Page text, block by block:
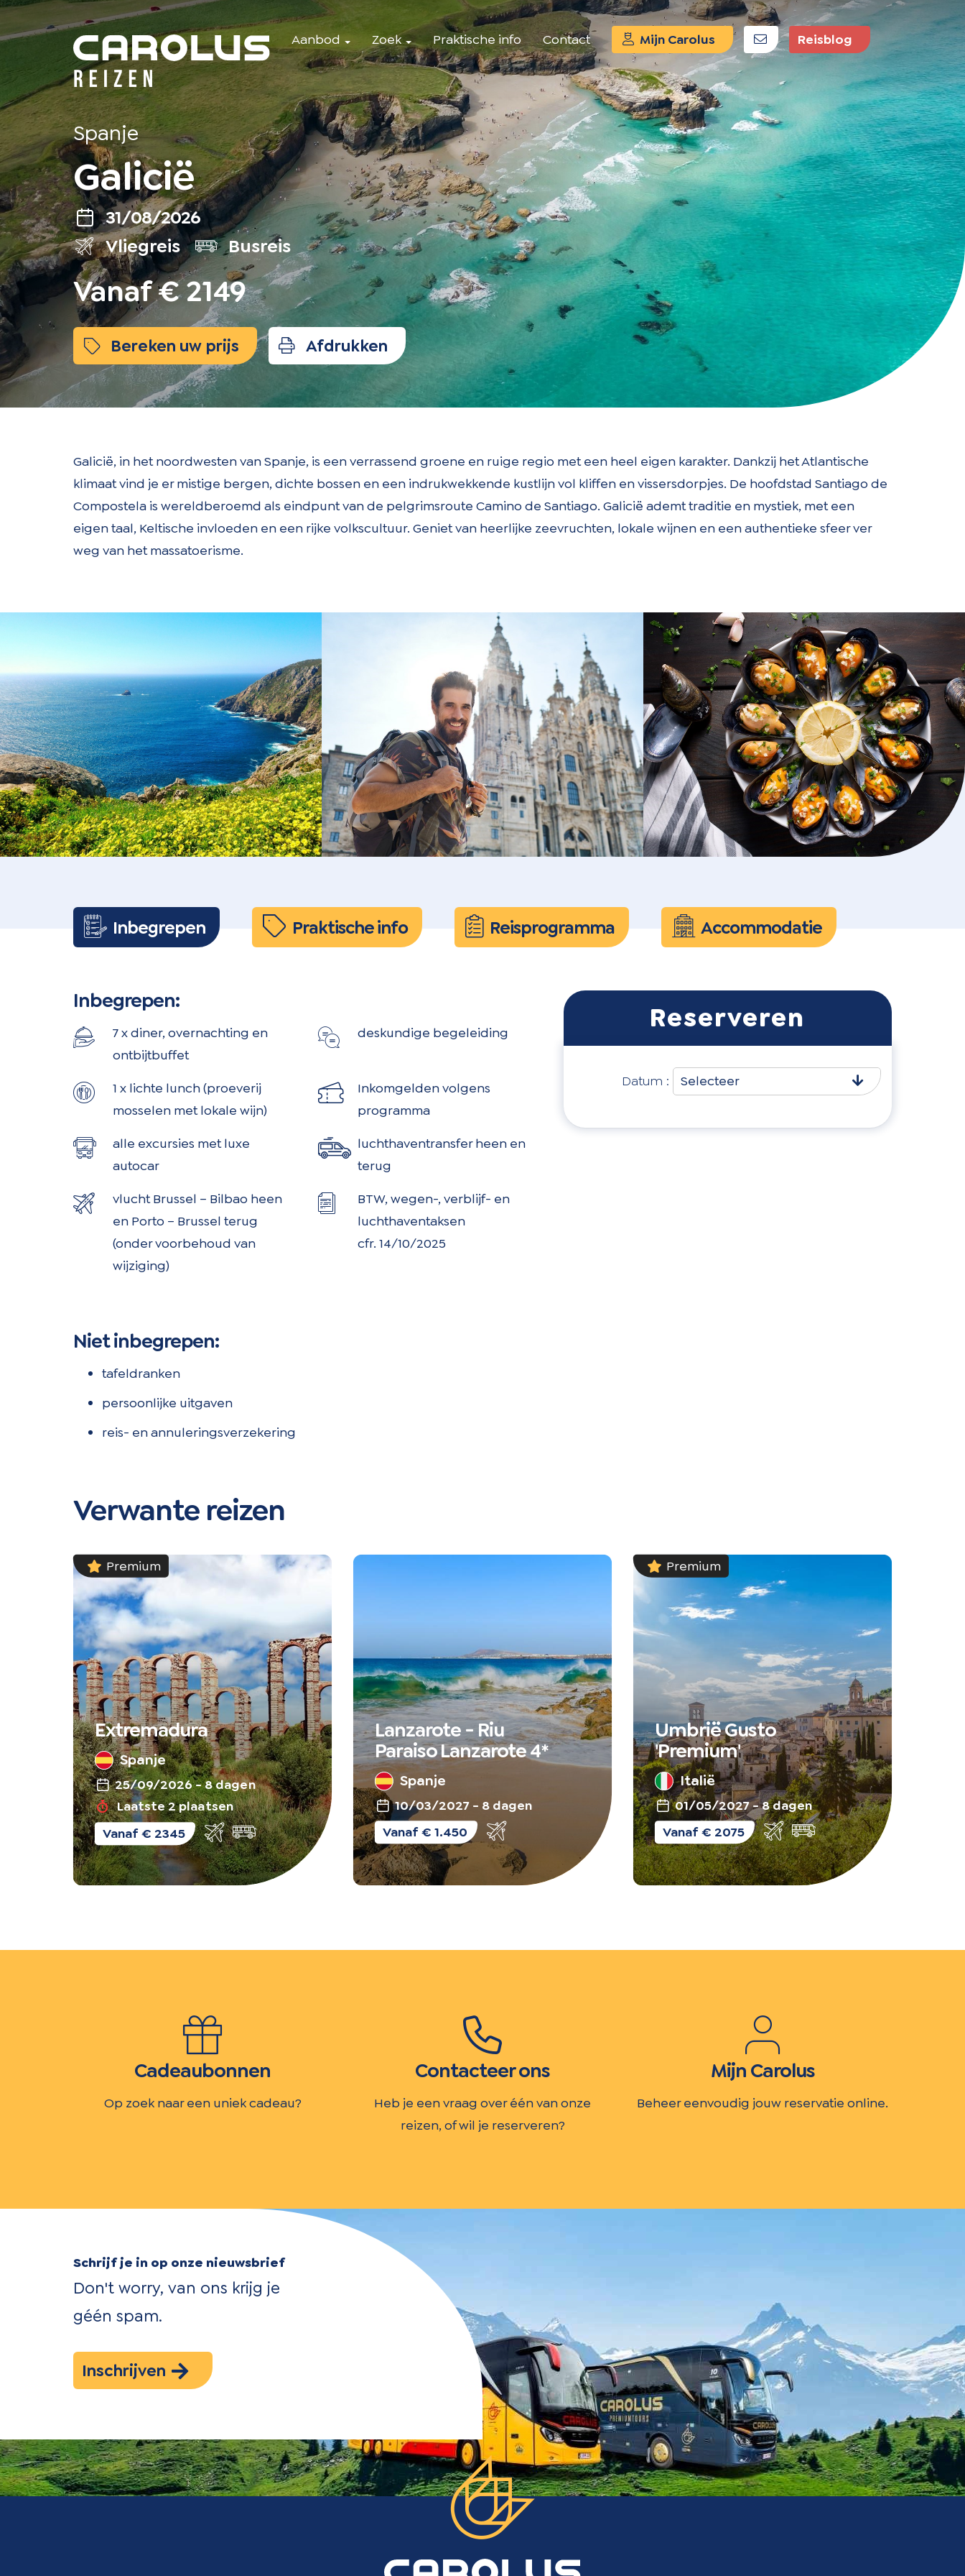
Home Aanbod Zoek Praktische info Contact Mijn Carolus E-mail ons
Reisblog
Spanje
Galicië
31/08/2026
Vliegreis
Busreis
Vanaf € 2149
Bereken uw prijs Afdrukken
Galicië, in het noordwesten van Spanje, is een verrassend groene en ruige regio met een heel eigen karakter. Dankzij het Atlantische
klimaat vind je er mistige bergen, dichte bossen en een indrukwekkende kustlijn vol kliffen en vissersdorpjes. De hoofdstad Santiago de
Compostela is wereldberoemd als eindpunt van de pelgrimsroute Camino de Santiago. Galicië ademt traditie en mystiek, met een
eigen taal, Keltische invloeden en een rijke volkscultuur. Geniet van heerlijke zeevruchten, lokale wijnen en een authentieke sfeer ver
weg van het massatoerisme.
Inbegrepen Praktische info Reisprogramma Accommodatie
Inbegrepen:
7 x diner, overnachting en
ontbijtbuffet
deskundige begeleiding
1 x lichte lunch (proeverij
mosselen met lokale wijn)
Inkomgelden volgens
programma
alle excursies met luxe
autocar
luchthaventransfer heen en
terug
vlucht Brussel – Bilbao heen
en Porto – Brussel terug
(onder voorbehoud van
wijziging)
BTW, wegen-, verblijf- en
luchthaventaksen
cfr. 14/10/2025
Niet inbegrepen:
tafeldranken
persoonlijke uitgaven
reis- en annuleringsverzekering
Datum : Selecteer
Verwante reizen
Premium
Extremadura
Spanje
25/09/2026 - 8 dagen
Laatste 2 plaatsen
Vanaf € 2345
Vlieg-
en
busreis
Lanzarote - Riu
Paraiso Lanzarote 4*
Spanje
10/03/2027 - 8 dagen
Vanaf € 1.450 Vliegreis
Premium
Umbrië Gusto
'Premium'
Italië
01/05/2027 - 8 dagen
Vanaf € 2075 Vlieg-
en
busreis
Cadeaubonnen
Op zoek naar een uniek cadeau?
Contacteer ons
Heb je een vraag over één van onze
reizen, of wil je reserveren?
Mijn Carolus
Beheer eenvoudig jouw reservatie online.
Schrijf je in op onze nieuwsbrief
Don't worry, van ons krijg je
géén spam.
Inschrijven